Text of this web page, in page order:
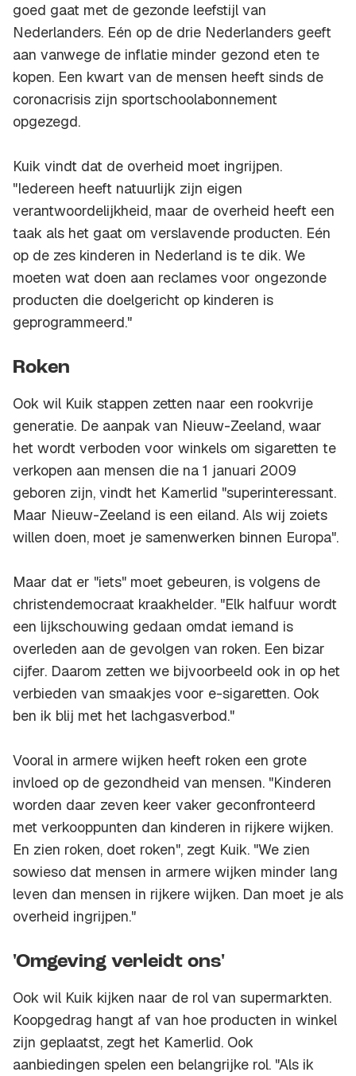
goed gaat met de gezonde leefstijl van
Nederlanders. Eén op de drie Nederlanders geeft
aan vanwege de inflatie minder gezond eten te
kopen. Een kwart van de mensen heeft sinds de
coronacrisis zijn sportschoolabonnement
opgezegd.
Kuik vindt dat de overheid moet ingrijpen.
"Iedereen heeft natuurlijk zijn eigen
verantwoordelijkheid, maar de overheid heeft een
taak als het gaat om verslavende producten. Eén
op de zes kinderen in Nederland is te dik. We
moeten wat doen aan reclames voor ongezonde
producten die doelgericht op kinderen is
geprogrammeerd."
Roken
Ook wil Kuik stappen zetten naar een rookvrije
generatie. De aanpak van Nieuw-Zeeland, waar
het wordt verboden voor winkels om sigaretten te
verkopen aan mensen die na 1 januari 2009
geboren zijn, vindt het Kamerlid "superinteressant.
Maar Nieuw-Zeeland is een eiland. Als wij zoiets
willen doen, moet je samenwerken binnen Europa".
Maar dat er "iets" moet gebeuren, is volgens de
christendemocraat kraakhelder. "Elk halfuur wordt
een lijkschouwing gedaan omdat iemand is
overleden aan de gevolgen van roken. Een bizar
cijfer. Daarom zetten we bijvoorbeeld ook in op het
verbieden van smaakjes voor e-sigaretten. Ook
ben ik blij met het lachgasverbod."
Vooral in armere wijken heeft roken een grote
invloed op de gezondheid van mensen. "Kinderen
worden daar zeven keer vaker geconfronteerd
met verkooppunten dan kinderen in rijkere wijken.
En zien roken, doet roken", zegt Kuik. "We zien
sowieso dat mensen in armere wijken minder lang
leven dan mensen in rijkere wijken. Dan moet je als
overheid ingrijpen."
'Omgeving verleidt ons'
Ook wil Kuik kijken naar de rol van supermarkten.
Koopgedrag hangt af van hoe producten in winkel
zijn geplaatst, zegt het Kamerlid. Ook
aanbiedingen spelen een belangrijke rol. "Als ik